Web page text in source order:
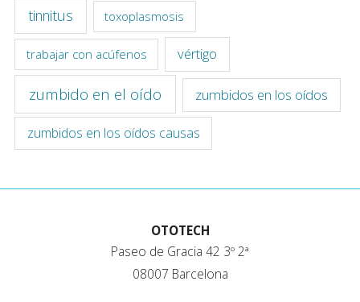
tinnitus toxoplasmosis
trabajar con acúfenos vértigo
zumbido en el oído zumbidos en los oídos
zumbidos en los oídos causas
OTOTECH
Paseo de Gracia 42 3º 2ª
08007 Barcelona